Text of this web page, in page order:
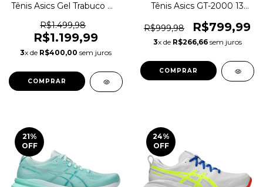
Tênis Asics Gel Trabuco MT
1magnus
R$1.499,98
R$1.199,99
3x de R$400,00 sem juros
COMPRAR
Tênis Asics GT-2000 13
1magnus
R$999,98 R$799,99
3x de R$266,66sem juros
COMPRAR
21%
OFF
24%
OFF